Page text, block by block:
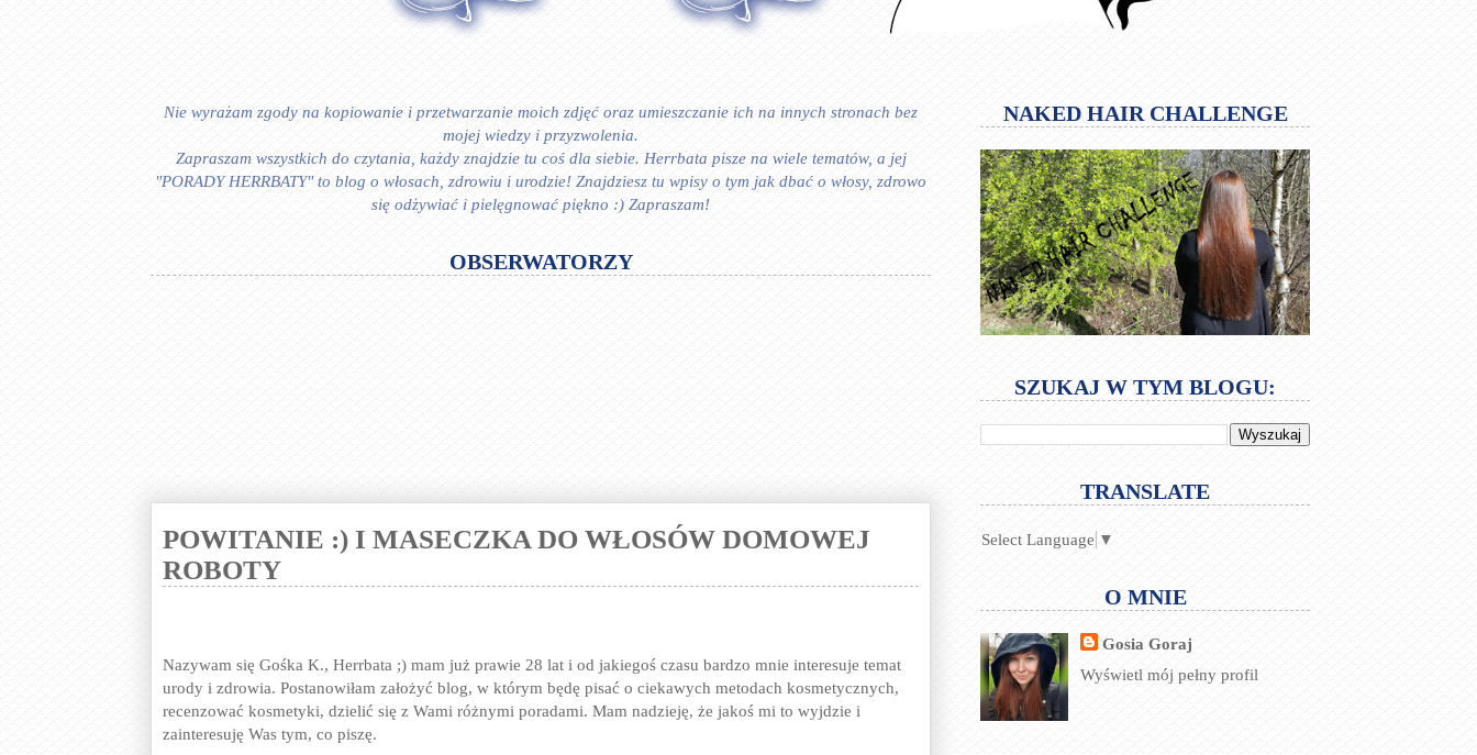
Nie wyrażam zgody na kopiowanie i przetwarzanie moich zdjęć oraz umieszczanie ich na innych stronach bez
mojej wiedzy i przyzwolenia.
Zapraszam wszystkich do czytania, każdy znajdzie tu coś dla siebie. Herrbata pisze na wiele tematów, a jej
"PORADY HERRBATY" to blog o włosach, zdrowiu i urodzie! Znajdziesz tu wpisy o tym jak dbać o włosy, zdrowo
się odżywiać i pielęgnować piękno :) Zapraszam!
OBSERWATORZY
POWITANIE :) I MASECZKA DO WŁOSÓW DOMOWEJ
ROBOTY
Nazywam się Gośka K., Herrbata ;) mam już prawie 28 lat i od jakiegoś czasu bardzo mnie interesuje temat
urody i zdrowia. Postanowiłam założyć blog, w którym będę pisać o ciekawych metodach kosmetycznych,
recenzować kosmetyki, dzielić się z Wami różnymi poradami. Mam nadzieję, że jakoś mi to wyjdzie i
zainteresuję Was tym, co piszę.
NAKED HAIR CHALLENGE
SZUKAJ W TYM BLOGU:
TRANSLATE
Select Language ▼
O MNIE
Gosia Goraj
Wyświetl mój pełny profil